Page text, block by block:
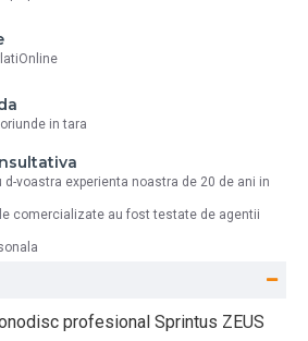
in tara
d-voastra experienta noastra de 20 de ani in
comercializate au fost testate de agentii
profesional Sprintus ZEUS